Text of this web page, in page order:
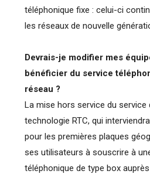
téléphonique fixe : celui-ci
les réseaux de nouvelle
Devrais-je modifier mes
bénéficier du service
réseau ?
La mise hors service du service
technologie RTC, qui
pour les premières plaques
ses utilisateurs à souscrire à
téléphonique de type box